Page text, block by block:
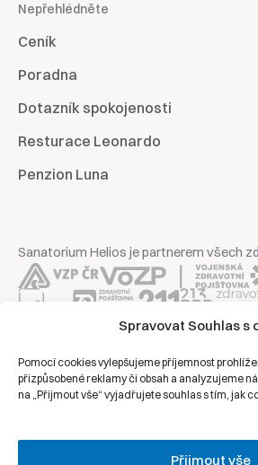
Spravovat Souhlas s
Pomocí cookies vylepšujeme příjemnost
přizpůsobené reklamy či obsah a analyzujeme
na „Přijmout vše“ vyjadřujete souhlas s tím, jak
Přijmout vše
Nepřehlédněte
Ceník
Poradna
Dotazník spokojenosti
Resturace Leonardo
Penzion Luna
Sanatorium Helios je partnerem všech
Ochrana osobních údajů
Právní prohlášení